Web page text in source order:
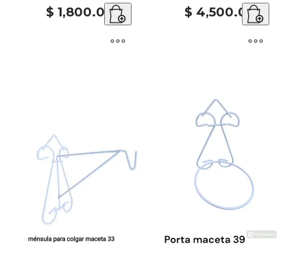
$ 1,800.00cantidad
$ 4,500.00cantidad